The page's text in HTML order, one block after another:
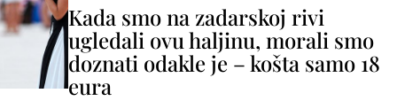
Kada smo na zadarskoj rivi
ugledali ovu haljinu, morali smo
doznati odakle je – košta samo 18
eura